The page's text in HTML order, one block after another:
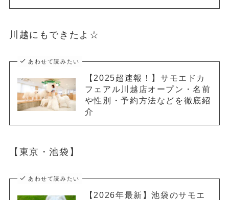
川越にもできたよ☆
あわせて読みたい
【2025超速報！】サモエドカ
フェアル川越店オープン・名前
や性別・予約方法などを徹底紹
介
【東京・池袋】
あわせて読みたい
【2026年最新】池袋のサモエ